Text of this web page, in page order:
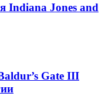
Indiana Jones and
Gate III